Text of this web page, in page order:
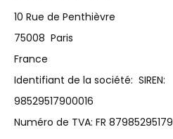
10 Rue de Penthièvre
75008 Paris
France
Identifiant de la société: SIREN:
98529517900016
Numéro de TVA: FR 87985295179